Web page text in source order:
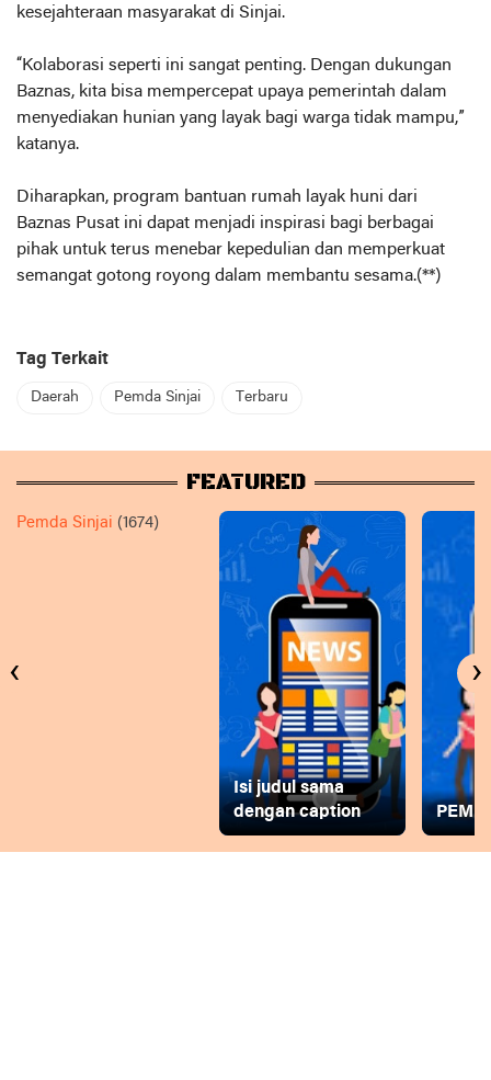
kesejahteraan masyarakat di Sinjai.
“Kolaborasi seperti ini sangat penting. Dengan dukungan
Baznas, kita bisa mempercepat upaya pemerintah dalam
menyediakan hunian yang layak bagi warga tidak mampu,”
katanya.
Diharapkan, program bantuan rumah layak huni dari
Baznas Pusat ini dapat menjadi inspirasi bagi berbagai
pihak untuk terus menebar kepedulian dan memperkuat
semangat gotong royong dalam membantu sesama.(**)
Tag Terkait
Daerah Pemda Sinjai Terbaru
FEATURED
Pemda Sinjai (1674)
Isi judul sama
dengan caption
‹ ›